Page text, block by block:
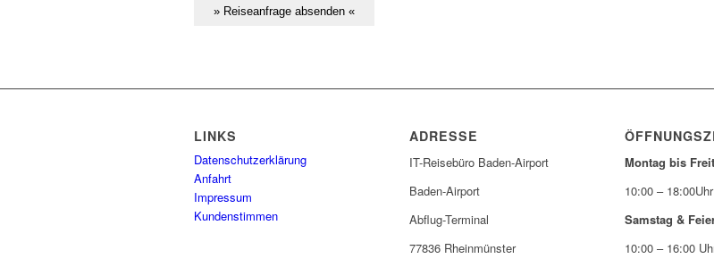
LINKS
Datenschutzerklärung
Anfahrt
Impressum
Kundenstimmen
ADRESSE
IT-Reisebüro Baden-Airport
Baden-Airport
Abflug-Terminal
77836 Rheinmünster
Montag bis
10:00 – 18:00Uhr
Samstag &
10:00 – 16:00